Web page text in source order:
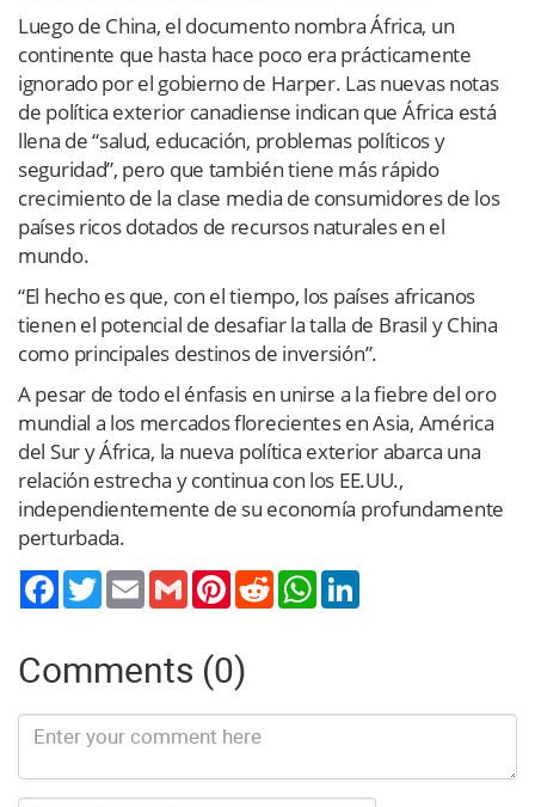
Luego de China, el documento nombra África, un
continente que hasta hace poco era prácticamente
ignorado por el gobierno de Harper. Las nuevas notas
de política exterior canadiense indican que África está
llena de “salud, educación, problemas políticos y
seguridad”, pero que también tiene más rápido
crecimiento de la clase media de consumidores de los
países ricos dotados de recursos naturales en el
mundo.
“El hecho es que, con el tiempo, los países africanos
tienen el potencial de desafiar la talla de Brasil y China
como principales destinos de inversión”.
A pesar de todo el énfasis en unirse a la fiebre del oro
mundial a los mercados florecientes en Asia, América
del Sur y África, la nueva política exterior abarca una
relación estrecha y continua con los EE.UU.,
independientemente de su economía profundamente
perturbada.
TwitterEmail Gmail PinterestReddit WhatsApp
Comments (0)